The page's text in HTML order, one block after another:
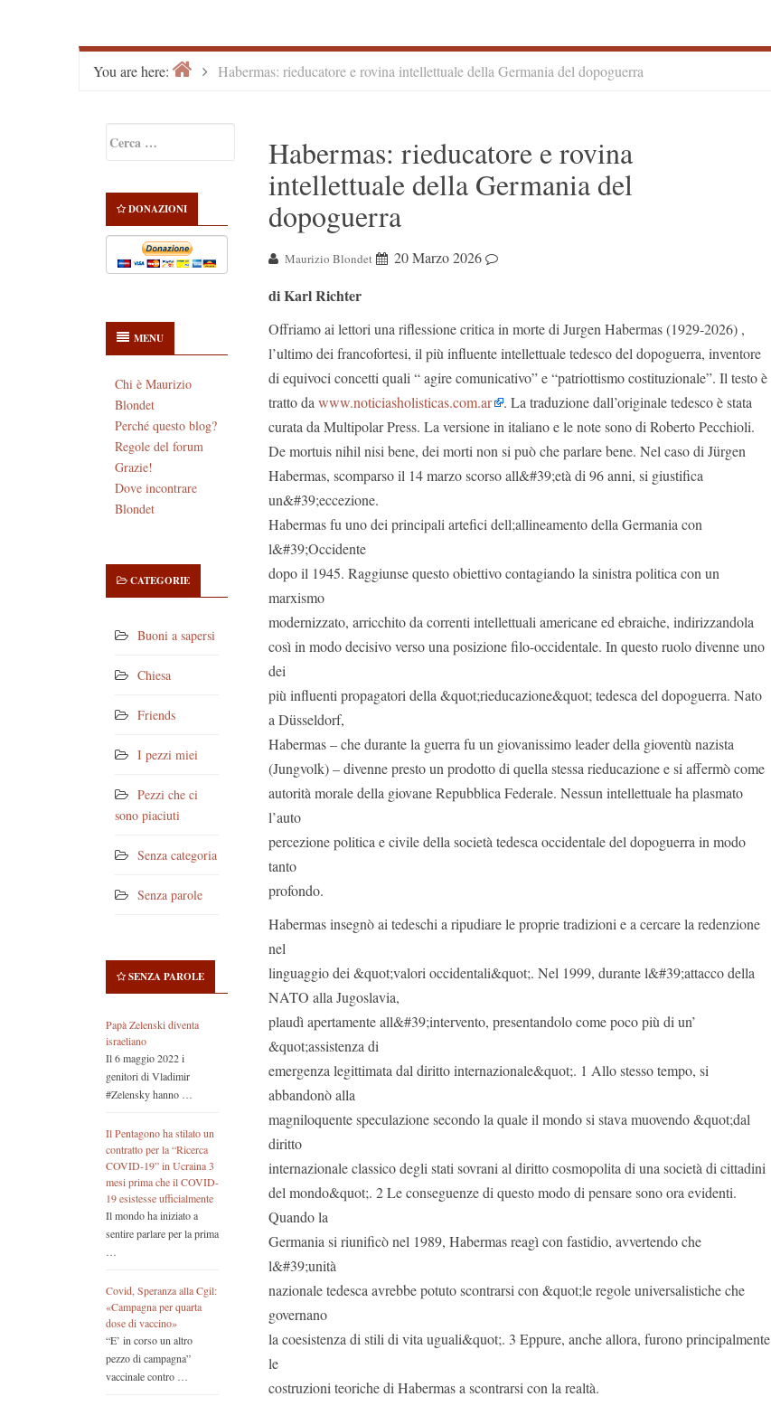
You are here: HomeHabermas: rieducatore e rovina intellettuale della Germania del dopoguerra
Sidebar
per:
DONAZIONI
MENU
Chi è Maurizio
Blondet
Perché questo blog?
Regole del forum
Grazie!
Dove incontrare
Blondet
CATEGORIE
Buoni a sapersi
Chiesa
Friends
I pezzi miei
Pezzi che ci
sono piaciuti
Senza categoria
Senza parole
SENZA PAROLE
Papà Zelenski diventa
israeliano
Il 6 maggio 2022 i
genitori di Vladimir
#Zelensky hanno …
Il Pentagono ha stilato un
contratto per la “Ricerca
COVID-19” in Ucraina 3
mesi prima che il COVID-
19 esistesse ufficialmente
Il mondo ha iniziato a
sentire parlare per la prima
…
Covid, Speranza alla Cgil:
«Campagna per quarta
dose di vaccino»
“E’ in corso un altro
pezzo di campagna”
vaccinale contro …
Habermas: rieducatore e rovina
intellettuale della Germania del
dopoguerra
Maurizio Blondet 20 Marzo 2026
di Karl Richter
Offriamo ai lettori una riflessione critica in morte di Jurgen Habermas (1929-2026) ,
l’ultimo dei francofortesi, il più influente intellettuale tedesco del dopoguerra, inventore
di equivoci concetti quali “ agire comunicativo” e “patriottismo costituzionale”. Il testo è
tratto da www.noticiasholisticas.com.ar
. La traduzione dall’originale tedesco è stata
curata da Multipolar Press. La versione in italiano e le note sono di Roberto Pecchioli.
De mortuis nihil nisi bene, dei morti non si può che parlare bene. Nel caso di Jürgen
Habermas, scomparso il 14 marzo scorso all&#39;età di 96 anni, si giustifica
un&#39;eccezione.
Habermas fu uno dei principali artefici dell;allineamento della Germania con
l&#39;Occidente
dopo il 1945. Raggiunse questo obiettivo contagiando la sinistra politica con un
marxismo
modernizzato, arricchito da correnti intellettuali americane ed ebraiche, indirizzandola
così in modo decisivo verso una posizione filo-occidentale. In questo ruolo divenne uno
dei
più influenti propagatori della &quot;rieducazione&quot; tedesca del dopoguerra. Nato
a Düsseldorf,
Habermas – che durante la guerra fu un giovanissimo leader della gioventù nazista
(Jungvolk) – divenne presto un prodotto di quella stessa rieducazione e si affermò come
autorità morale della giovane Repubblica Federale. Nessun intellettuale ha plasmato
l’auto
percezione politica e civile della società tedesca occidentale del dopoguerra in modo
tanto
profondo.
Habermas insegnò ai tedeschi a ripudiare le proprie tradizioni e a cercare la redenzione
nel
linguaggio dei &quot;valori occidentali&quot;. Nel 1999, durante l&#39;attacco della
NATO alla Jugoslavia,
plaudì apertamente all&#39;intervento, presentandolo come poco più di un’
&quot;assistenza di
emergenza legittimata dal diritto internazionale&quot;. 1 Allo stesso tempo, si
abbandonò alla
magniloquente speculazione secondo la quale il mondo si stava muovendo &quot;dal
diritto
internazionale classico degli stati sovrani al diritto cosmopolita di una società di cittadini
del mondo&quot;. 2 Le conseguenze di questo modo di pensare sono ora evidenti.
Quando la
Germania si riunificò nel 1989, Habermas reagì con fastidio, avvertendo che
l&#39;unità
nazionale tedesca avrebbe potuto scontrarsi con &quot;le regole universalistiche che
governano
la coesistenza di stili di vita uguali&quot;. 3 Eppure, anche allora, furono principalmente
le
costruzioni teoriche di Habermas a scontrarsi con la realtà.